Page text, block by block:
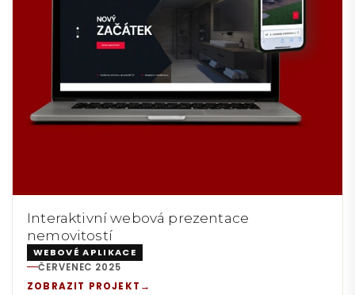
Interaktivní webová prezentace
nemovitostí
WEBOVÉ APLIKACE
REALIZACE:
ČERVENEC 2025
ZOBRAZIT PROJEKT →